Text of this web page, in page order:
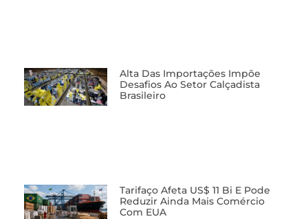
Alta Das Importações Impõe
Desafios Ao Setor Calçadista
Brasileiro
Tarifaço Afeta US$ 11 Bi E Pode
Reduzir Ainda Mais Comércio
Com EUA